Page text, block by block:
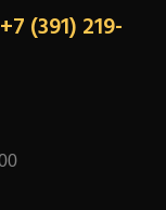
+7 (391) 219-